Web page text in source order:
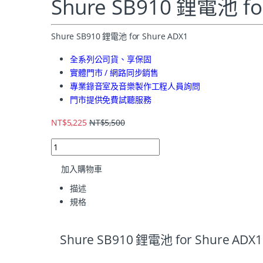
Shure SB910 鋰電池
Shure SB910 鋰電池 for Shure ADX1
全系列公司貨、享保固
實體門市 / 網路同步銷售
專業錄音室及音樂製作工程人員詢問
門市提供免費試聽服務
NT$5,225 NT$5,500
加入購物車
描述
規格
Shure SB910 鋰電池 for Shure ADX1